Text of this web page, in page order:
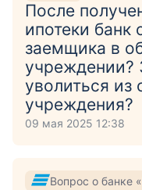
После
ипотеки банк
заемщика в
уволиться из
учреждения?
09 мая 2025 12:38
Вопрос о банке